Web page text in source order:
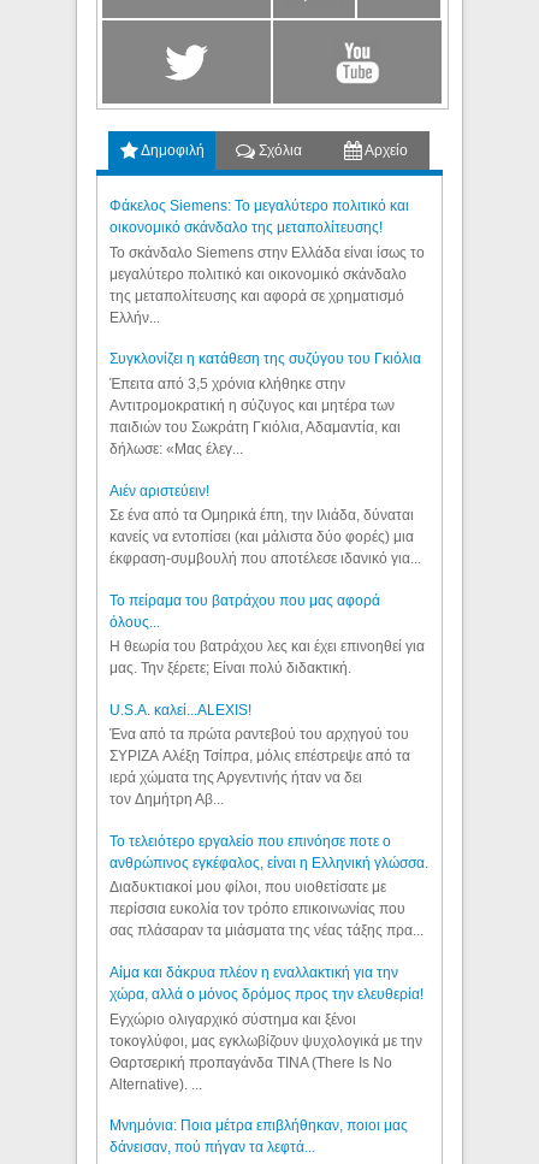
Δημοφιλή Σχόλια Αρχείο
Φάκελος Siemens: Το μεγαλύτερο πολιτικό και
οικονομικό σκάνδαλο της μεταπολίτευσης!
Το σκάνδαλο Siemens στην Ελλάδα είναι ίσως το
μεγαλύτερο πολιτικό και οικονομικό σκάνδαλο
της μεταπολίτευσης και αφορά σε χρηματισμό
Ελλήν...
Συγκλονίζει η κατάθεση της συζύγου του Γκιόλια
Έπειτα από 3,5 χρόνια κλήθηκε στην
Αντιτρομοκρατική η σύζυγος και μητέρα των
παιδιών του Σωκράτη Γκιόλια, Αδαμαντία, και
δήλωσε: «Μας έλεγ...
Aιέν αριστεύειν!
Σε ένα από τα Ομηρικά έπη, την Ιλιάδα, δύναται
κανείς να εντοπίσει (και μάλιστα δύο φορές) μια
έκφραση-συμβουλή που αποτέλεσε ιδανικό για...
Το πείραμα του βατράχου που μας αφορά
όλους...
Η θεωρία του βατράχου λες και έχει επινοηθεί για
μας. Την ξέρετε; Είναι πολύ διδακτική.
U.S.A. καλεί...ALEXIS!
Ένα από τα πρώτα ραντεβού του αρχηγού του
ΣΥΡΙΖΑ Αλέξη Τσίπρα, μόλις επέστρεψε από τα
ιερά χώματα της Αργεντινής ήταν να δει
τον Δημήτρη Αβ...
Το τελειότερο εργαλείο που επινόησε ποτε ο
ανθρώπινος εγκέφαλος, είναι η Ελληνική γλώσσα.
Διαδυκτιακοί μου φίλοι, που υιοθετίσατε με
περίσσια ευκολία τον τρόπο επικοινωνίας που
σας πλάσαραν τα μιάσματα της νέας τάξης πρα...
Αίμα και δάκρυα πλέον η εναλλακτική για την
χώρα, αλλά ο μόνος δρόμος προς την ελευθερία!
Εγχώριο ολιγαρχικό σύστημα και ξένοι
τοκογλύφοι, μας εγκλωβίζουν ψυχολογικά με την
Θαρτσερική προπαγάνδα TINA (There Is No
Alternative). ...
Μνημόνια: Ποια μέτρα επιβλήθηκαν, ποιοι μας
δάνεισαν, πού πήγαν τα λεφτά...